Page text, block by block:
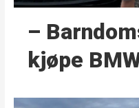
–
kjøpe